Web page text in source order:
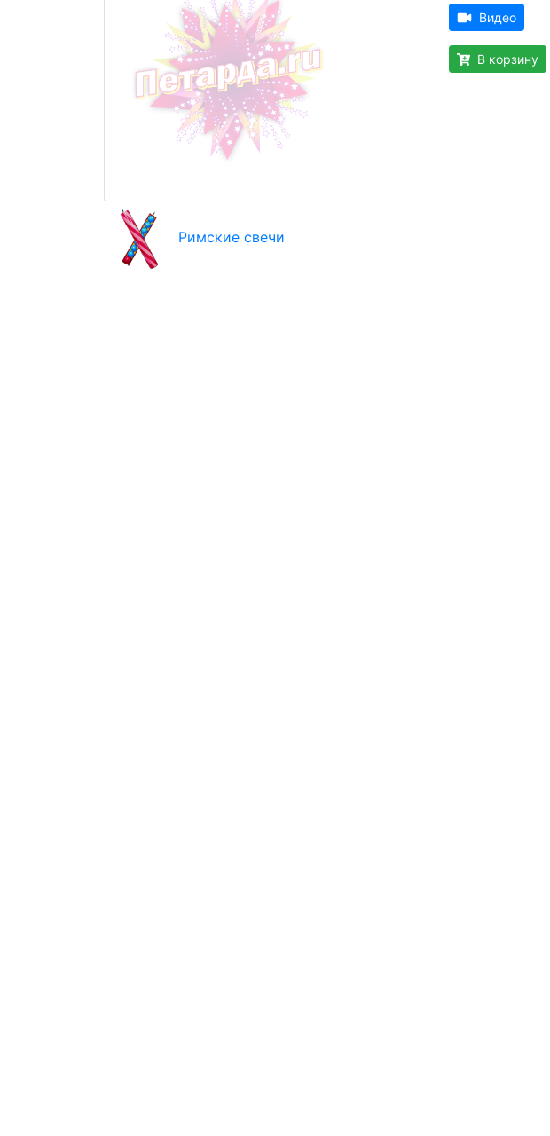
Видео
В корзину
Римские свечи